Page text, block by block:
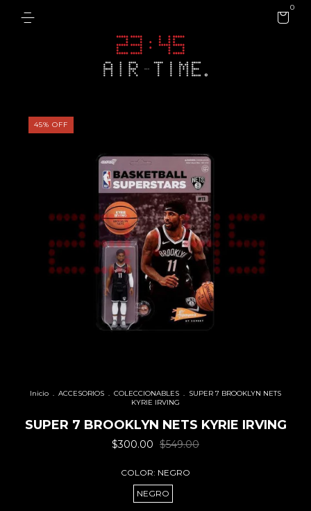
0
45% OFF
Inicio . ACCESORIOS . COLECCIONABLES . SUPER 7 BROOKLYN NETS
KYRIE IRVING
SUPER 7 BROOKLYN NETS KYRIE IRVING
$300.00 $549.00
COLOR: NEGRO
NEGRO